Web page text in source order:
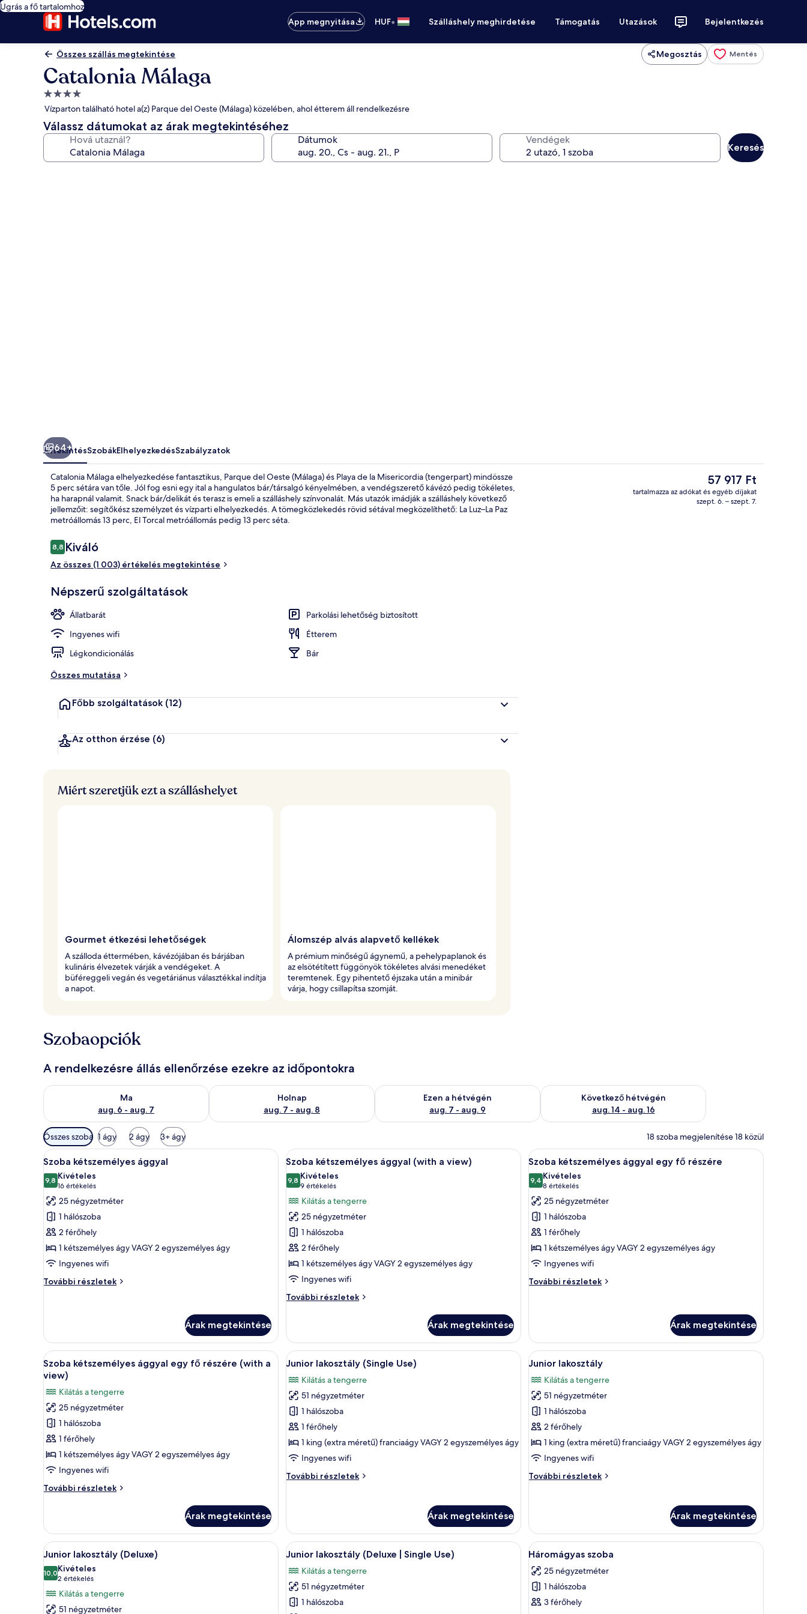
Ugrás a fő tartalomhoz
App megnyitása
HUF• Szálláshely meghirdetése Támogatás Utazások Bejelentkezés
Összes szállás megtekintése Megosztás Mentés
Catalonia Málaga
4.0
csillagos
szálláshely
Vízparton található hotel a(z) Parque del Oeste (Málaga) közelében, ahol étterem áll rendelkezésre
Válassz dátumokat az árak megtekintéséhez
Hová utaznál? Dátumok Vendégek
Keresés
Recepció Prémium ágynemű, pehelypaplan,
64+
ÁttekintésSzobákElhelyezkedésSzabályzatok
Catalonia Málaga elhelyezkedése fantasztikus, Parque del Oeste (Málaga) és Playa de la Misericordia (tengerpart) mindössze
5 perc sétára van tőle. Jól fog esni egy ital a hangulatos bár/társalgó kényelmében, a vendégszerető kávézó pedig tökéletes,
ha harapnál valamit. Snack bár/delikát és terasz is emeli a szálláshely színvonalát. Más utazók imádják a szálláshely következő
jellemzőit: segítőkész személyzet és vízparti elhelyezkedés. A tömegközlekedés rövid sétával megközelíthető: La Luz–La Paz
metróállomás 13 perc, El Torcal metróállomás pedig 13 perc séta.
Értékelések
8,88,8 ennyiből: 10
Kiváló
Az összes (1 003) értékelés megtekintése
Népszerű szolgáltatások
Állatbarát
Parkolási lehetőség biztosított
Ingyenes wifi
Étterem
Légkondicionálás
Bár
Összes mutatása
Főbb szolgáltatások (12)
Az otthon érzése (6)
A
jelenlegi
ár
57 917 Ft
tartalmazza az adókat és egyéb díjakat
szept. 6. – szept. 7.
Miért szeretjük ezt a szálláshelyet
Gourmet étkezési lehetőségek
A szálloda éttermében, kávézójában és bárjában
kulináris élvezetek várják a vendégeket. A
büféreggeli vegán és vegetáriánus választékkal indítja
a napot.
Álomszép alvás alapvető kellékek
A prémium minőségű ágynemű, a pehelypaplanok és
az elsötétített függönyök tökéletes alvási menedéket
teremtenek. Egy pihentető éjszaka után a minibár
várja, hogy csillapítsa szomját.
Szobaopciók
A rendelkezésre állás ellenőrzése ezekre az időpontokra
Ma
aug. 6 - aug. 7
A ma esti rendelkezésre állás ellenőrzése: aug. 6 - aug. 7
Holnap
aug. 7 - aug. 8
A holnapi rendelkezésre állás ellenőrzése: aug. 7 - aug. 8
Ezen a hétvégén
aug. 7 - aug. 9
A mostani hétvégi rendelkezésre állás ellenőrzése: aug. 7 - aug. 9
Következő hétvégén
aug. 14 - aug. 16
A következő hétvégi rendelkezésre állás ellenőrzése: aug. 14 -
Szobákhoz
rendelkezésre
álló
szűrők
Összes szoba 1 ágy 2 ágy 3+ ágy 18 szoba megjelenítése 18 közül
A
következő
szoba
összes
képének
megtekintése:
Szoba
kétszemélyes
ággyal
Egy szállodai szoba, amelyben egy nagy ágy, egy lámpával ellátott íróasztal, egy szék, egy televízió található, és a nagy ablakokon keresztül kilátás nyílik az épületekre.
6
Szoba kétszemélyes ággyal
9,810-ből 9,8
Kivételes
16 értékelés
(16
értékelés)
25 négyzetméter
1 hálószoba
2 férőhely
1 kétszemélyes ágy VAGY 2 egyszemélyes ágy
Ingyenes wifi
További részletek
Szoba
Árak megtekintése
A
következő
szoba
összes
képének
megtekintése:
Szoba
kétszemélyes
ággyal
(with
a
Egy kétágyas szoba, íróasztallal, székkel, egy kis asztallal és egy nagy ablakkal, melyből az óceánra nyílik kilátás.
5
Szoba kétszemélyes ággyal (with a view)
9,810-ből 9,8
Kivételes
9 értékelés
(9
értékelés)
Kilátás a tengerre
25 négyzetméter
1 hálószoba
2 férőhely
1 kétszemélyes ágy VAGY 2 egyszemélyes ágy
Ingyenes wifi
További részletek
Szoba
a
view)
további
Árak megtekintése
A
következő
szoba
összes
képének
megtekintése:
Szoba
kétszemélyes
ággyal
egy
Egy szállodai szoba, amelyben egy nagy
6
Szoba kétszemélyes ággyal egy fő részére
9,410-ből 9,4
Kivételes
8 értékelés
(8
értékelés)
25 négyzetméter
1 hálószoba
1 férőhely
1 kétszemélyes ágy VAGY 2 egyszemélyes ágy
Ingyenes wifi
További részletek
Szoba
részére
további
részletei
Árak megtekintése
A
következő
szoba
összes
képének
megtekintése:
Szoba
kétszemélyes
ággyal
fő
a
view)
Egy kétágyas szoba, íróasztallal, székkel, egy kis asztallal és egy nagy ablakkal, melyből az óceánra nyílik kilátás.
5
Szoba kétszemélyes ággyal egy fő részére (with a
view)
Kilátás a tengerre
25 négyzetméter
1 hálószoba
1 férőhely
1 kétszemélyes ágy VAGY 2 egyszemélyes ágy
Ingyenes wifi
További részletek
Szoba
fő
részére
(with
view)
további
részletei
Árak megtekintése
A
következő
szoba
összes
képének
megtekintése:
Junior
lakosztály
(Single
Use)
Egy szállodai szoba, amelyben egy nagy ágy, egy íróasztal – rajta egy kávéfőzővel –, valamint nagy ablakokon
5
Junior lakosztály (Single Use)
Kilátás a tengerre
51 négyzetméter
1 hálószoba
1 férőhely
1 king (extra méretű) franciaágy VAGY 2 egyszemélyes ágy
Ingyenes wifi
További részletek
Junior
részletei
Árak megtekintése
A
következő
szoba
összes
képének
megtekintése:
Junior
lakosztály
Egy szállodai szoba, amelyben egy nagy
5
Junior lakosztály
Kilátás a tengerre
51 négyzetméter
1 hálószoba
2 férőhely
1 king (extra méretű) franciaágy VAGY 2 egyszemélyes ágy
Ingyenes wifi
További részletek
Junior
Árak megtekintése
A
következő
szoba
összes
képének
5
Junior lakosztály (Deluxe)
10,010-ből 10,0
Kivételes
2 értékelés
(2
értékelés)
Kilátás a tengerre
51 négyzetméter
A
következő
szoba
összes
képének
5
Junior lakosztály (Deluxe | Single Use)
Kilátás a tengerre
51 négyzetméter
1 hálószoba
A
következő
szoba
összes
képének
Egy kétágyas szoba, íróasztallal, asztali
5
Háromágyas szoba
25 négyzetméter
1 hálószoba
3 férőhely